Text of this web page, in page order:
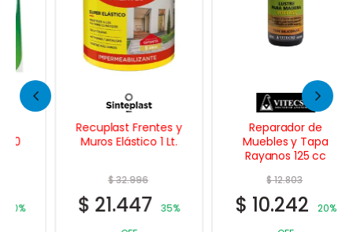
Recuplast Frentes y
Muros Elástico 1 Lt.
32.996
21.447
35%
Reparador de
Muebles y Tapa
Rayanos 125 cc
12.803
10.242
20%